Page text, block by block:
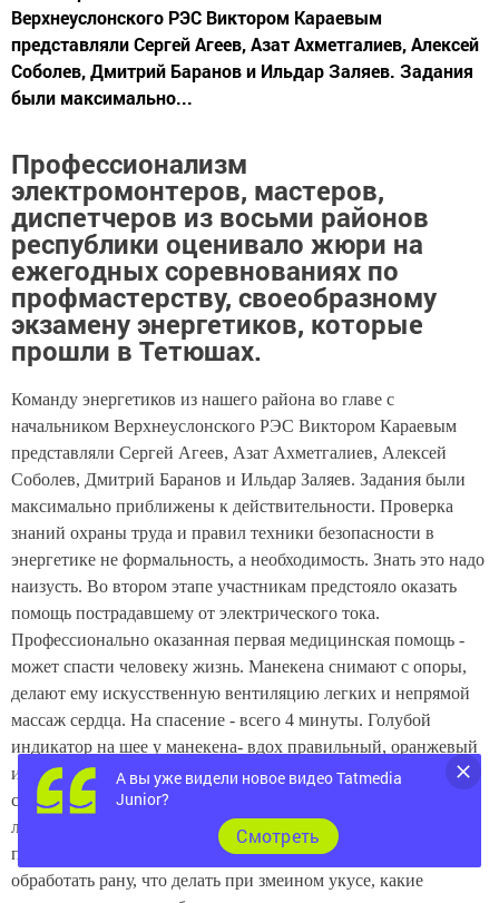
Верхнеуслонского РЭС Виктором Караевым
представляли Сергей Агеев, Азат Ахметгалиев, Алексей
Соболев, Дмитрий Баранов и Ильдар Заляев. Задания
были максимально...
Профессионализм
электромонтеров, мастеров,
диспетчеров из восьми районов
республики оценивало жюри на
ежегодных соревнованиях по
профмастерству, своеобразному
экзамену энергетиков, которые
прошли в Тетюшах.
Команду энергетиков из нашего района во главе с
начальником Верхнеуслонского РЭС Виктором Караевым
представляли Сергей Агеев, Азат Ахметгалиев, Алексей
Соболев, Дмитрий Баранов и Ильдар Заляев. Задания были
максимально приближены к действительности. Проверка
знаний охраны труда и правил техники безопасности в
энергетике не формальность, а необходимость. Знать это надо
наизусть. Во втором этапе участникам предстояло оказать
помощь пострадавшему от электрического тока.
Профессионально оказанная первая медицинская помощь -
может спасти человеку жизнь. Манекена снимают с опоры,
делают ему искусственную вентиляцию легких и непрямой
массаж сердца. На спасение - всего 4 минуты. Голубой
индикатор на шее у манекена- вдох правильный, оранжевый
индикатор на груди - признак верного надавливания. Когда
спасти человека уже невозможно, загорается красная
лампочка. Если «пострадавший» выжил, у учебной куклы
появляется пульс. Еще серия вопросов от фельдшера: как
обработать рану, что делать при змеином укусе, какие
А вы уже видели новое видео Tatmedia
Junior?
Cмотреть